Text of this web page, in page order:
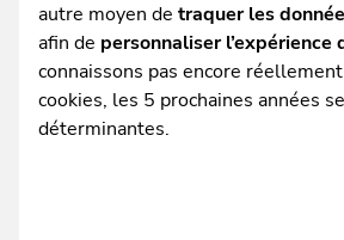
autre moyen de traquer les
afin de personnaliser l’expérience
connaissons pas encore
cookies, les 5 prochaines années
déterminantes.